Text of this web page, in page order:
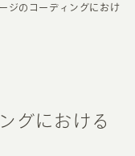
ジのコーディングにおけ
グにおける